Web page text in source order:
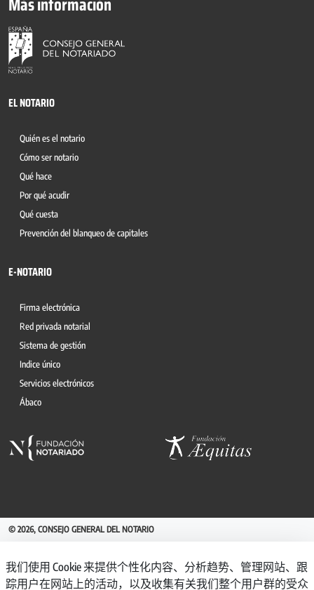
EL NOTARIO
Quién es el notario
Cómo ser notario
Qué hace
Por qué acudir
Qué cuesta
Prevención del blanqueo de capitales
E-NOTARIO
Firma electrónica
Red privada notarial
Sistema de gestión
Indice único
Servicios electrónicos
Ábaco
© 2026, CONSEJO GENERAL DEL NOTARIO
REGISTRO DE ACTIVIDADES DE TRATAMIENTO
我们使用 Cookie 来提供个性化内容、分析趋势、管理网站、跟
踪用户在网站上的活动，以及收集有关我们整个用户群的受众